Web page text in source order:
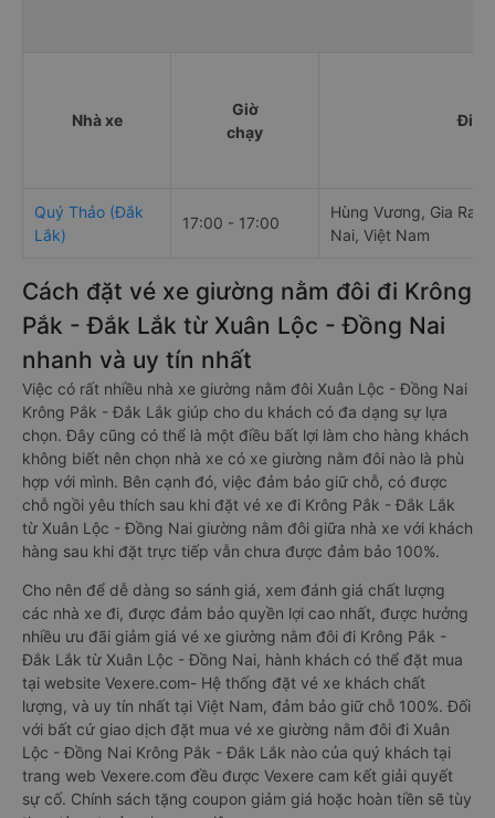
Nhà xe
Giờ
chạy
Quý Thảo (Đắk
Lắk)
17:00 - 17:00
Hùng Vương, Gia
Nai, Việt Nam
Cách đặt vé xe giường nằm đôi đi Krông
Pắk - Đắk Lắk từ Xuân Lộc - Đồng Nai
nhanh và uy tín nhất
Việc có rất nhiều nhà xe giường nằm đôi Xuân Lộc - Đồng Nai
Krông Pắk - Đắk Lắk giúp cho du khách có đa dạng sự lựa
chọn. Đây cũng có thể là một điều bất lợi làm cho hàng khách
không biết nên chọn nhà xe có xe giường nằm đôi nào là phù
hợp với mình. Bên cạnh đó, việc đảm bảo giữ chỗ, có được
chỗ ngồi yêu thích sau khi đặt vé xe đi Krông Pắk - Đắk Lắk
từ Xuân Lộc - Đồng Nai giường nằm đôi giữa nhà xe với khách
hàng sau khi đặt trực tiếp vẫn chưa được đảm bảo 100%.
Cho nên để dễ dàng so sánh giá, xem đánh giá chất lượng
các nhà xe đi, được đảm bảo quyền lợi cao nhất, được hưởng
nhiều ưu đãi giảm giá vé xe giường nằm đôi đi Krông Pắk -
Đắk Lắk từ Xuân Lộc - Đồng Nai, hành khách có thể đặt mua
tại website Vexere.com- Hệ thống đặt vé xe khách chất
lượng, và uy tín nhất tại Việt Nam, đảm bảo giữ chỗ 100%. Đối
với bất cứ giao dịch đặt mua vé xe giường nằm đôi đi Xuân
Lộc - Đồng Nai Krông Pắk - Đắk Lắk nào của quý khách tại
trang web Vexere.com đều được Vexere cam kết giải quyết
sự cố. Chính sách tặng coupon giảm giá hoặc hoàn tiền sẽ tùy